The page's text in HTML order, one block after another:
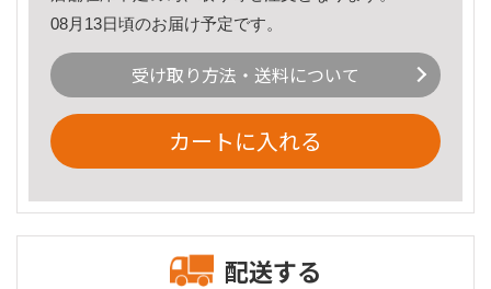
08月13日頃のお届け予定です。
受け取り方法・送料について
カートに入れる
配送する